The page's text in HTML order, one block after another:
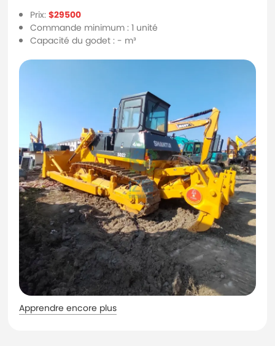
Prix:$29500
Commande minimum : 1 unité
Capacité du godet : - m³
Apprendre encore plus